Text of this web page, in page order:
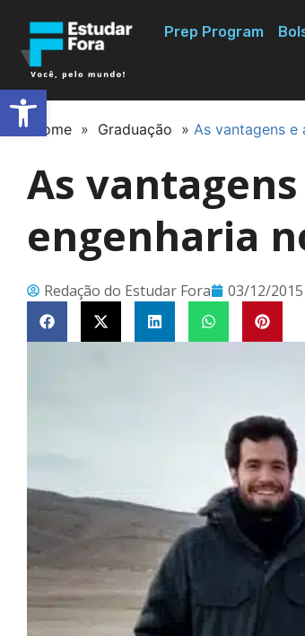
Prep Program
Home » Graduação » As vantagens e
As
engenharia
Redação do Estudar Fora 03/12/2015
Abrir a barra de ferramentas